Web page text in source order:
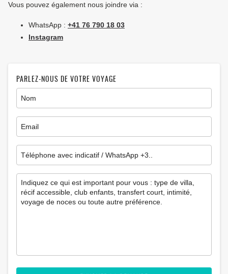
PARLEZ-NOUS DE VOTRE VOYAGE
Vous pouvez également nous joindre via :
WhatsApp : +41 76 790 18 03
Instagram